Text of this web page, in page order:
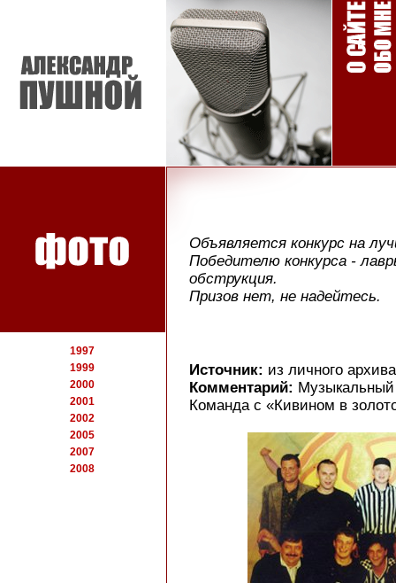
Объявляется конкурс на
Победителю конкурса -
обструкция.
Призов нет, не надейтесь.
Источник: из личного архива
Комментарий:
Команда с «Кивином в
1997
1999
2000
2001
2002
2005
2007
2008